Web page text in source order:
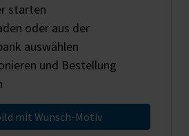
starten
oder aus der
auswählen
und Bestellung
mit Wunsch-Motiv